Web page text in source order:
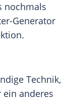
nochmals
Generator
Technik,
ein anderes